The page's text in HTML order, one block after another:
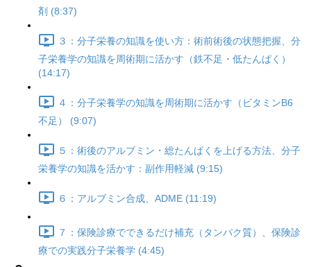
剤 (8:37)
３：分子栄養の知識を使い方：術前術後の状態把握、分
子栄養学の知識を周術期に活かす（鉄不足・低たんぱく）
(14:17)
４：分子栄養学の知識を周術期に活かす（ビタミンB6
不足） (9:07)
５：術後のアルブミン・総たんぱくを上げる方法、分子
栄養学の知識を活かす：副作用軽減 (9:15)
６：アルブミン合成、ADME (11:19)
７：保険診療でできるだけ補充（タンパク質）、保険診
療での実践分子栄養学 (4:45)